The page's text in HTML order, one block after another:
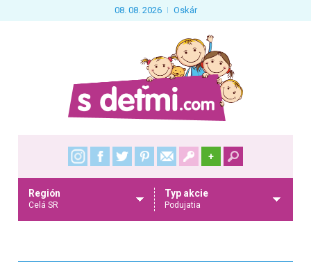
08. 08. 2026 Oskár
+
Región
Celá SR
Typ akcie
Podujatia